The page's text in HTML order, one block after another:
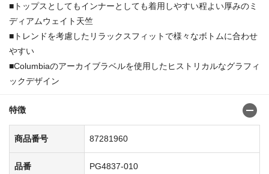
■トップスとしてもインナーとしても着用しやすい程よい厚みのミ
ディアムウェイト天竺
■トレンドを考慮したリラックスフィットで様々なボトムに合わせ
やすい
■Columbiaのアーカイブラベルを使用したヒストリカルなグラフィ
ックデザイン
特徴
商品番号 87281960
品番 PG4837-010